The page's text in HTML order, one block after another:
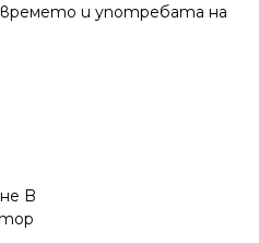
и употребата на
B